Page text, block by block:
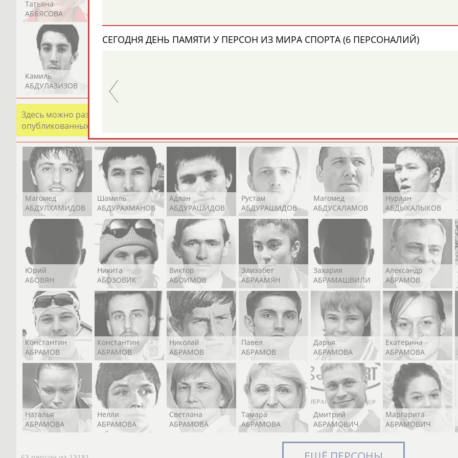
Татьяна
АББЯСОВА
Камиль
АБДУЛАЗИЗОВ
АБДУЛБЕКОВ
Здесь можно разместить информацию о хорошо известном спортсмене, тренере, специалисте или
опубликованных записях. Страна должна знать своих героев! Герои спорта - это одни из главных патриотов
Магомед
АБДУЛХАМИДОВ
Шамиль
АБДУРАХМАНОВ
Адлан
АБДУРАШИДОВ
Рустам
АБДУРАШИДОВ
Магомед
АБДУСАЛАМОВ
Нурлан
АБДЫКАЛЫКОВ
Юрий
АБОВЯН
Никита
АБОЗОВИК
Виктор
АБОИМОВ
Элизабет
АБРААМЯН
Захария
АБРАМАШВИЛИ
Александр
АБРАМОВ
Константин
АБРАМОВ
Константин
АБРАМОВ
Николай
АБРАМОВ
Павел
АБРАМОВ
Дарья
АБРАМОВА
Екатерина
АБРАМОВА
Наталья
АБРАМОВА
Нелли
АБРАМОВА
Светлана
АБРАМОВА
Тамара
АБРАМОВА
Дмитрий
АБРАМОВИЧ
Маргарита
АБРАМОВИЧ
СЕГОДНЯ ДЕНЬ ПАМЯТИ У ПЕРСОН ИЗ МИРА СПОРТА (6 ПЕРСОНАЛИЙ)
Альгирдас
ЛАУРИТЕНАС
Иван
Борис
Анатолий
Александр